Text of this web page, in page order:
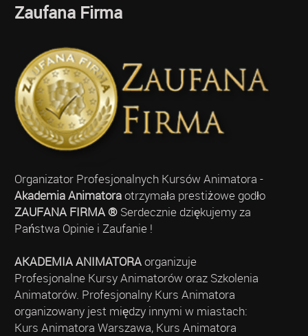
Zaufana Firma
Organizator Profesjonalnych Kursów Animatora -
Akademia Animatoraotrzymała prestiżowe godło
ZAUFANA FIRMA ®Serdecznie dziękujemy za
Państwa Opinie i Zaufanie !
AKADEMIA ANIMATORAorganizuje
Profesjonalne Kursy Animatorów oraz Szkolenia
Animatorów. Profesjonalny Kurs Animatora
organizowany jest między innymi w miastach:
Kurs Animatora Warszawa, Kurs Animatora